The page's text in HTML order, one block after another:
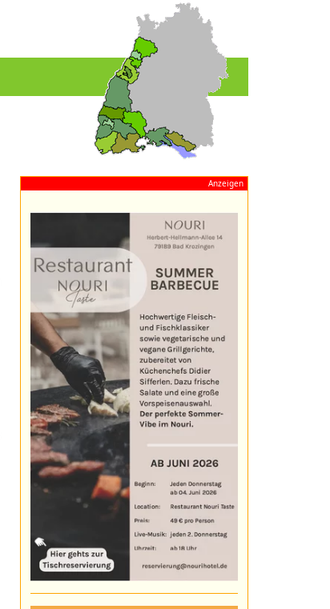
Anzeigen